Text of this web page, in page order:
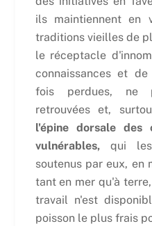
ils maintiennent en
traditions vieilles de
le réceptacle
connaissances et
fois perdues, ne
retrouvées et,
l'épine dorsale des
vulnérables,qui les
soutenus par eux, en
tant en mer qu'à
travail n'est
poisson le plus frais